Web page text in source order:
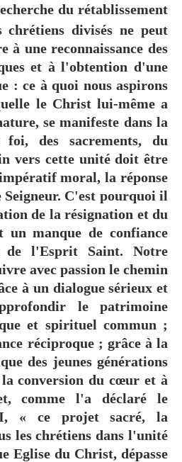
du rétablissement
divisés ne peut
à une reconnaissance des
et à l'obtention d'une
: ce à quoi nous aspirons
le Christ lui-même a
se manifeste dans la
des sacrements, du
vers cette unité doit être
moral, la réponse
Seigneur. C'est pourquoi il
de la résignation et du
un manque de confiance
de l'Esprit Saint. Notre
avec passion le chemin
à un dialogue sérieux et
le patrimoine
et spirituel commun ;
réciproque ; grâce à la
des jeunes générations
conversion du cœur et à
comme l'a déclaré le
« ce projet sacré, la
les chrétiens dans l'unité
Eglise du Christ, dépasse